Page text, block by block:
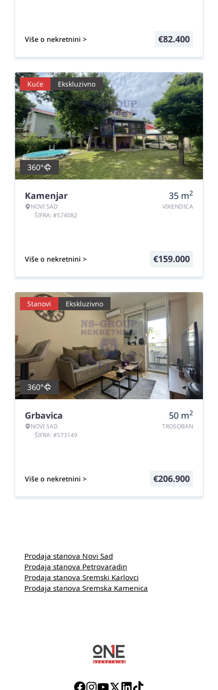
Više o nekretnini > €82.400
Kuće Ekskluzivno
360°
Kamenjar
NOVI SAD
ŠIFRA: #574082
35 m2
VIKENDICA
Više o nekretnini > €159.000
Stanovi Ekskluzivno
360°
Grbavica
NOVI SAD
ŠIFRA: #573149
50 m2
TROSOBAN
Više o nekretnini > €206.900
Prodaja stanova Novi Sad
Prodaja stanova Petrovaradin
Prodaja stanova Sremski Karlovci
Prodaja stanova Sremska Kamenica